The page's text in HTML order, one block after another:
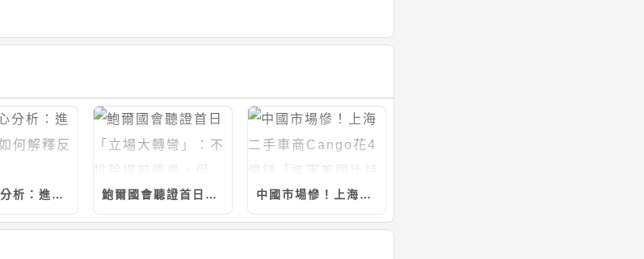
川普內心分析：進化心理學如何解釋反對貿易？ 鮑爾國會聽證首日「立場大轉彎」：不排除提前降息，但 6、7 月經濟數據更重要 中國市場慘！上海二手車商Cango花4億鎂「進軍美國比特幣挖礦」，股價竟暴漲84%